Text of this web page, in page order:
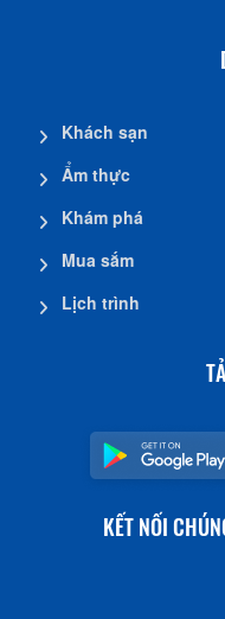
Khách sạn
Ẩm thực
Khám phá
Mua sắm
Lịch trình
KẾT NỐI